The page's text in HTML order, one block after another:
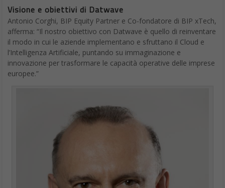
Mappe e Safari: Itinerari personalizzati e ricerca potenziata.
Apple Music:
Playlist generate automaticamente e transizioni
tra tracce sofisticate.
Freeform: Introduzione della funzione “Scene”.
Control Center : Riprogettazione per migliorare l’usabilità.
Impostazioni dell’App : Ottimizzazione della navigazione e
ricerca avanzata.
Messaggi
: Rinnovamento totale, dettagli da rivelare;
integrazione di funzionalità AI nell’App Salute.
: Interfaccia rinnovata con nuove funzioni per una
gestione migliore dei calcoli.